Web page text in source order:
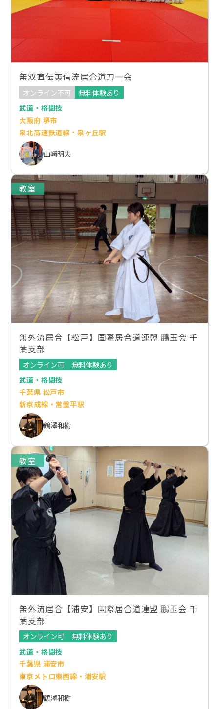
無双直伝英信流居合道刀一会
オンライン不可
無料体験あり
武道・格闘技
大阪府 堺市
泉北高速鉄道線・泉ヶ丘駅
山﨑明夫
教室
無外流居合【松戸】国際居合道連盟 鵬玉会 千
葉支部
オンライン可
無料体験あり
武道・格闘技
千葉県 松戸市
新京成線・常盤平駅
鶴澤和樹
教室
無外流居合【浦安】国際居合道連盟 鵬玉会 千
葉支部
オンライン可
無料体験あり
武道・格闘技
千葉県 浦安市
東京メトロ東西線・浦安駅
鶴澤和樹